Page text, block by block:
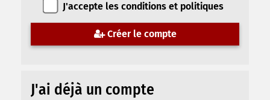
J'accepte les conditions et politiques
Créer le compte
J'ai déjà un compte